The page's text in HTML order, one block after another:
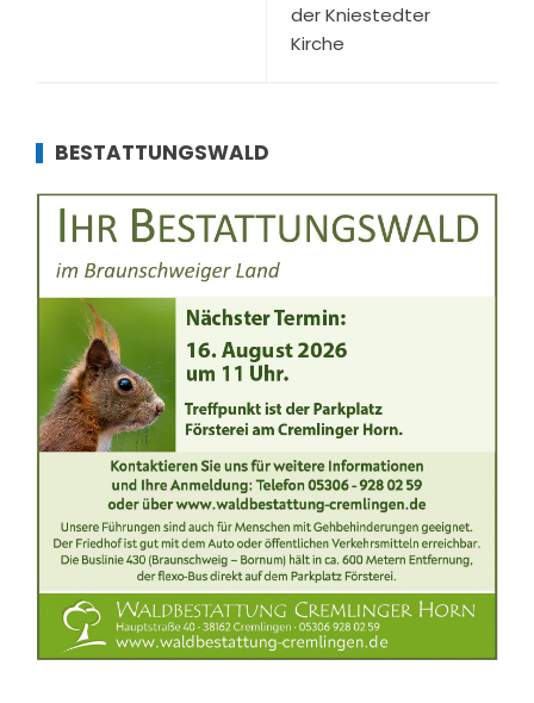
der Kniestedter
Kirche
BESTATTUNGSWALD